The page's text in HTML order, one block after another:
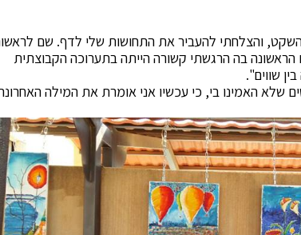
והצלחתי להעביר את התחושות שלי לדף. שם
הראשונה בה הרגשתי קשורה הייתה בתערוכה הקבוצתית
בין שווים".
שלא האמינו בי, כי עכשיו אני אומרת את המילה